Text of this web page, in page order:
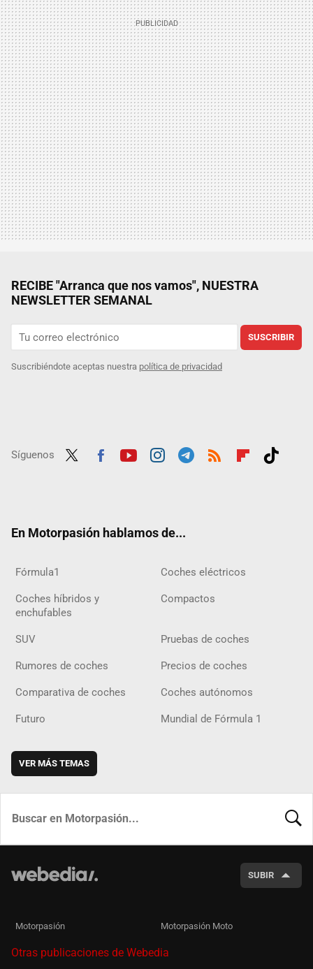
RECIBE "Arranca que nos vamos", NUESTRA
NEWSLETTER SEMANAL
SUSCRIBIR
Suscribiéndote aceptas nuestra política de privacidad
Síguenos
En Motorpasión hablamos de...
Fórmula1 Coches eléctricos
Coches híbridos y
enchufables
Compactos
SUV Pruebas de coches
Rumores de coches Precios de coches
Comparativa de coches Coches autónomos
Futuro Mundial de Fórmula 1
VER MÁS TEMAS
SUBIR
Motorpasión Motorpasión Moto
Otras publicaciones de Webedia